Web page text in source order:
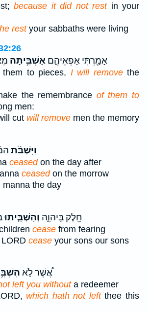
because it did not restin your
restyour sabbaths were living
אָמַ֖רְתִּי אַפְאֵיהֶ֑ם אַשְׁבִּ֥יתָה
to pieces, I will removethe
the remembrance of them to
men:
cut will remove men the memory
וַיִּשְׁבֹּ֨ת
ceasedon the day after
ceasedon the morrow
the day
חֵ֖לֶק בַּֽיהוָ֑ה וְהִשְׁבִּ֤יתוּ
cease from fearing
cease your sons our sons
אֲ֠שֶׁר לֹ֣א
left you withouta redeemer
which hath not leftthee this